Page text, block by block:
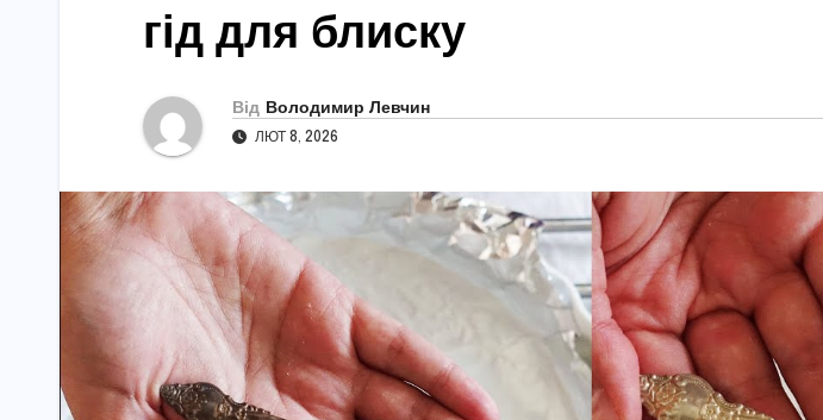
гід для блиску
Від Володимир Левчин
ЛЮТ 8, 2026